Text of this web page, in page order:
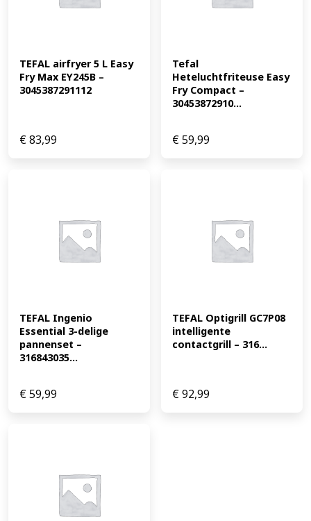
TEFAL airfryer 5 L Easy
Fry Max EY245B –
3045387291112
€83,99
Tefal
Heteluchtfriteuse Easy
Fry Compact –
30453872910...
€59,99
TEFAL Ingenio
Essential 3-delige
pannenset –
316843035...
€59,99
TEFAL Optigrill GC7P08
intelligente
contactgrill – 316...
€92,99